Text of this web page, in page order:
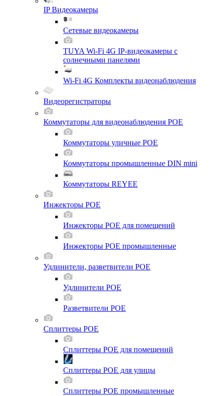
IP Видеокамеры
Сетевые видеокамеры
TUYA Wi-Fi 4G IP-видеокамеры с
солнечными панелями
Wi-Fi 4G Комплекты видеонаблюдения
Видеорегистраторы
Коммутаторы для видеонаблюдения POE
Коммутаторы уличные POE
Коммутаторы промышленные DIN mini
Коммутаторы REYEE
Инжекторы POE
Инжекторы POE для помещений
Инжекторы POE промышленные
Удлинители, разветвители POE
Удлинители POE
Разветвители POE
Сплиттеры POE
Сплиттеры POE для помещений
Сплиттеры POE для улицы
Сплиттеры POE промышленные